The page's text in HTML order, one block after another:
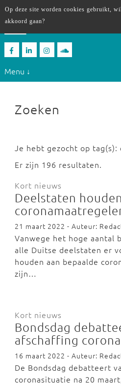
Menu ↓
Zoeken
Je hebt gezocht op tag(s):
Er zijn 196 resultaten.
Kort nieuws
Deelstaten
21 maart 2022 - Auteur:
Vanwege het hoge aantal
alle Duitse deelstaten er
houden aan bepaalde
zijn…
Kort nieuws
Bondsdag
afschaffing
16 maart 2022 - Auteur:
De Bondsdag debatteert
coronasituatie na 20
Op deze site worden cookies gebruikt,
akkoord gaan?